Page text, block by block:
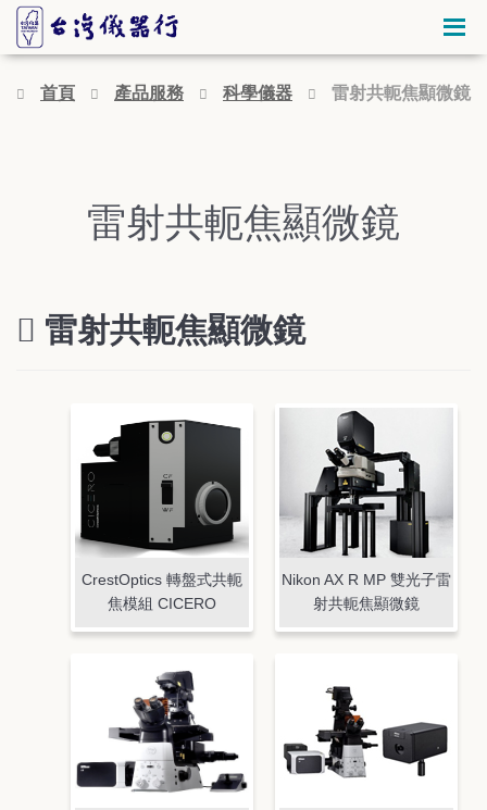
首頁 產品服務 科學儀器 雷射共軛焦顯微鏡
雷射共軛焦顯微鏡
雷射共軛焦顯微鏡
CrestOptics 轉盤式共軛
焦模組 CICERO
Nikon AX R MP 雙光子雷
射共軛焦顯微鏡